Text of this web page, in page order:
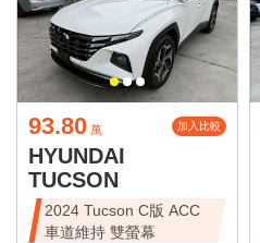
93.80 萬 加入比較
HYUNDAI
TUCSON
2024 Tucson C版 ACC
車道維持 雙螢幕